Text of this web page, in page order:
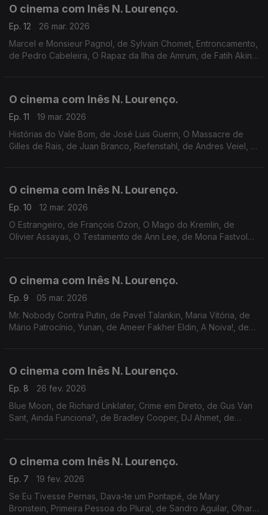
O cinema com Inês N. Lourenço.
Ep. 12
26 mar. 2026
Marcel e Monsieur Pagnol, de Sylvain Chomet, Entroncamento,
de Pedro Cabeleira, O Rapaz da Ilha de Amrum, de Fatih Akin,
O cinema com Inês N. Lourenço.
Ep. 11
19 mar. 2026
Histórias do Vale Bom, de José Luis Guerin, O Massacre de
Gilles de Rais, de Juan Branco, Riefenstahl, de Andres Veiel, a
O cinema com Inês N. Lourenço.
Ep. 10
12 mar. 2026
O Estrangeiro, de François Ozon, O Mago do Kremlin, de
Olivier Assayas, O Testamento de Ann Lee, de Mona Fastvold,
O cinema com Inês N. Lourenço.
Ep. 9
05 mar. 2026
Mr. Nobody Contra Putin, de Pavel Talankin, Maria Vitória, de
Mário Patrocínio, Yunan, de Ameer Fakher Eldin, A Noiva!, de
O cinema com Inês N. Lourenço.
Ep. 8
26 fev. 2026
Blue Moon, de Richard Linklater, Crime em Direto, de Gus Van
Sant, Ainda Funciona?, de Bradley Cooper, DJ Ahmet, de
O cinema com Inês N. Lourenço.
Ep. 7
19 fev. 2026
Se Eu Tivesse Pernas, Dava-te um Pontapé, de Mary
Bronstein, Primeira Pessoa do Plural, de Sandro Aguilar, Olhar